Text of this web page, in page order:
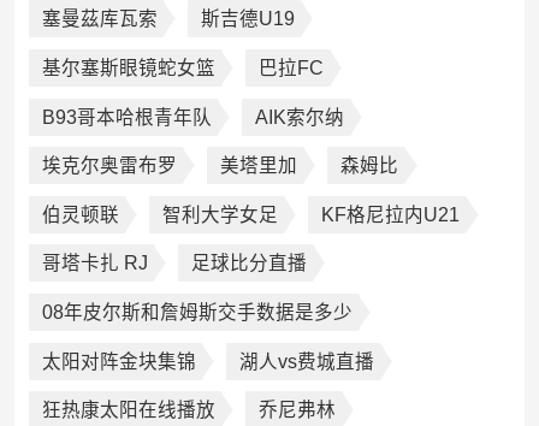
塞曼茲库瓦索 斯吉德U19
基尔塞斯眼镜蛇女篮 巴拉FC
B93哥本哈根青年队 AIK索尔纳
埃克尔奥雷布罗 美塔里加 森姆比
伯灵顿联 智利大学女足 KF格尼拉内U21
哥塔卡扎 RJ 足球比分直播
08年皮尔斯和詹姆斯交手数据是多少
太阳对阵金块集锦 湖人vs费城直播
狂热康太阳在线播放 乔尼弗林